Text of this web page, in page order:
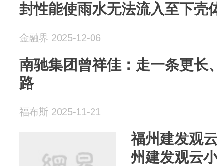
封性能使雨水无法流入至下壳
金融界 2025-12-06
南驰集团曾祥佳：走一条更长
路
福布斯 2025-11-21
福州建发观
州建发观云